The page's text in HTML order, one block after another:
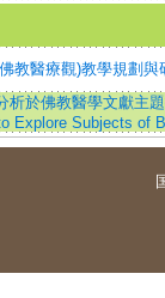
教醫療觀)教學規劃與
析於佛教醫學文獻主
Explore Subjects of